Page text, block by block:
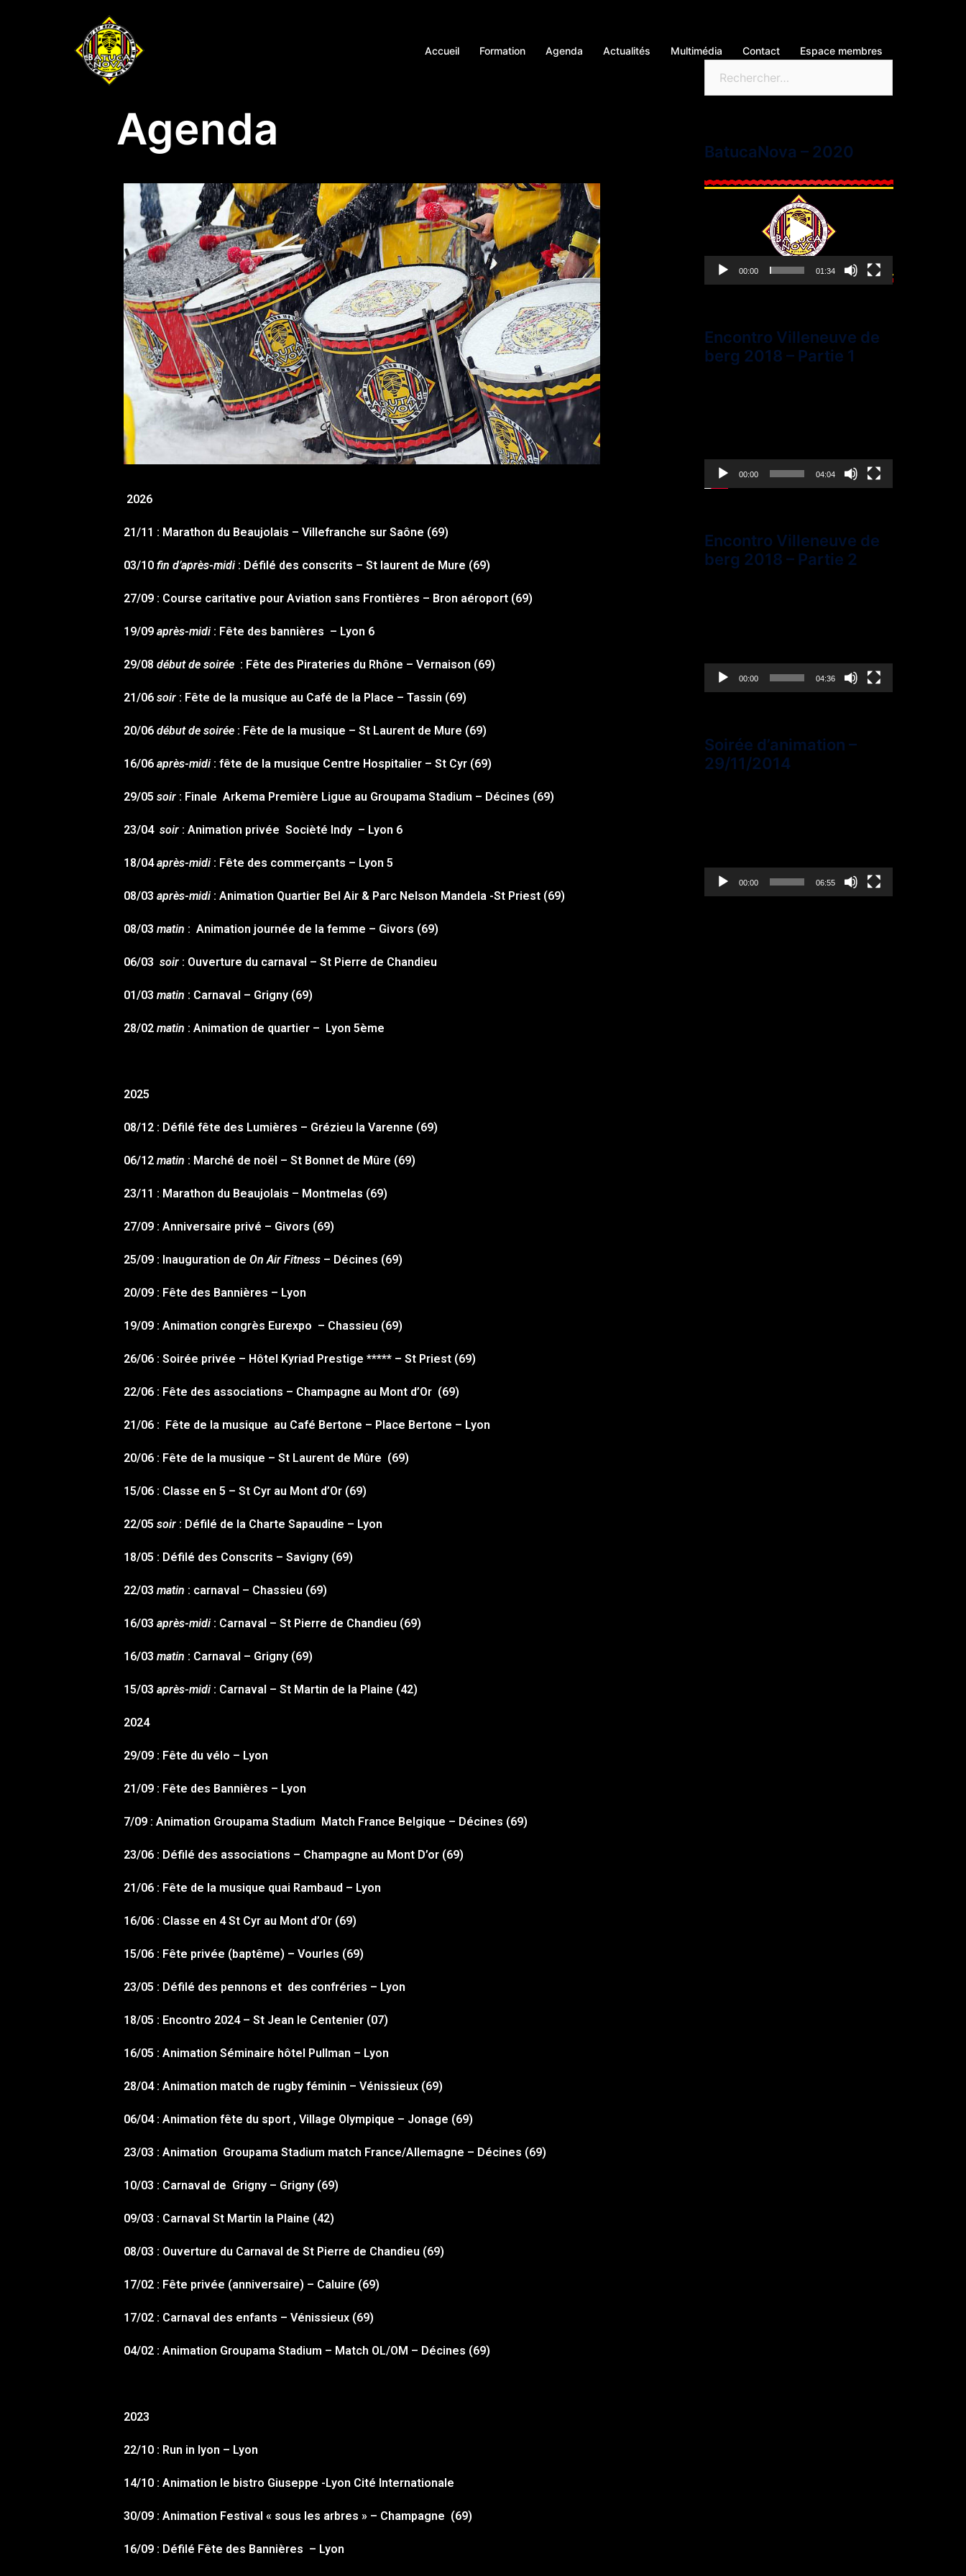
Accueil Formation Agenda Actualités Multimédia Contact Espace membres
Agenda
2026
21/11 : Marathon du Beaujolais – Villefranche sur Saône (69)
03/10 fin d’après-midi : Défilé des conscrits – St laurent de Mure (69)
27/09 : Course caritative pour Aviation sans Frontières – Bron aéroport (69)
19/09 après-midi : Fête des bannières – Lyon 6
29/08 début de soirée : Fête des Pirateries du Rhône – Vernaison (69)
21/06 soir : Fête de la musique au Café de la Place – Tassin (69)
20/06 début de soirée : Fête de la musique – St Laurent de Mure (69)
16/06 après-midi : fête de la musique Centre Hospitalier – St Cyr (69)
29/05 soir : Finale Arkema Première Ligue au Groupama Stadium – Décines (69)
23/04 soir : Animation privée Socièté Indy – Lyon 6
18/04après-midi : Fête des commerçants – Lyon 5
08/03 après-midi : Animation Quartier Bel Air & Parc Nelson Mandela -St Priest (69)
08/03 matin : Animation journée de la femme – Givors (69)
06/03 soir : Ouverture du carnaval – St Pierre de Chandieu
01/03 matin : Carnaval – Grigny (69)
28/02 matin : Animation de quartier – Lyon 5ème
2025
08/12 : Défilé fête des Lumières – Grézieu la Varenne (69)
06/12 matin : Marché de noël – St Bonnet de Mûre (69)
23/11 : Marathon du Beaujolais – Montmelas (69)
27/09 : Anniversaire privé – Givors (69)
25/09 : Inauguration de On Air Fitness – Décines (69)
20/09 : Fête des Bannières – Lyon
19/09 : Animation congrès Eurexpo – Chassieu (69)
26/06 : Soirée privée – Hôtel Kyriad Prestige ***** – St Priest (69)
22/06 : Fête des associations – Champagne au Mont d’Or (69)
21/06 : Fête de la musique au Café Bertone – Place Bertone – Lyon
20/06 : Fête de la musique – St Laurent de Mûre (69)
15/06 : Classe en 5 – St Cyr au Mont d’Or (69)
22/05 soir : Défilé de la Charte Sapaudine – Lyon
18/05 : Défilé des Conscrits – Savigny (69)
22/03 matin : carnaval – Chassieu (69)
16/03 après-midi : Carnaval – St Pierre de Chandieu (69)
16/03 matin : Carnaval – Grigny (69)
15/03 après-midi : Carnaval – St Martin de la Plaine (42)
2024
29/09 : Fête du vélo – Lyon
21/09 : Fête des Bannières – Lyon
7/09 : Animation Groupama Stadium Match France Belgique – Décines (69)
23/06 : Défilé des associations – Champagne au Mont D’or (69)
21/06 : Fête de la musique quai Rambaud – Lyon
16/06 : Classe en 4 St Cyr au Mont d’Or (69)
15/06 : Fête privée (baptême) – Vourles (69)
23/05 : Défilé des pennons et des confréries – Lyon
18/05 : Encontro 2024 – St Jean le Centenier (07)
16/05 : Animation Séminaire hôtel Pullman – Lyon
28/04 : Animation match de rugby féminin – Vénissieux (69)
06/04 : Animation fête du sport , Village Olympique – Jonage (69)
23/03 : Animation Groupama Stadium match France/Allemagne – Décines (69)
10/03 : Carnaval de Grigny – Grigny (69)
09/03 : Carnaval St Martin la Plaine (42)
08/03 : Ouverture du Carnaval de St Pierre de Chandieu (69)
17/02 : Fête privée (anniversaire) – Caluire (69)
17/02 : Carnaval des enfants – Vénissieux (69)
04/02 : Animation Groupama Stadium – Match OL/OM – Décines (69)
2023
22/10 : Run in lyon – Lyon
14/10 : Animation le bistro Giuseppe -Lyon Cité Internationale
30/09 : Animation Festival « sous les arbres » – Champagne (69)
16/09 : Défilé Fête des Bannières – Lyon
BatucaNova – 2020
Lecteur
00:00 01:34
Encontro Villeneuve de
berg 2018 – Partie 1
00:00 04:04
Encontro Villeneuve de
berg 2018 – Partie 2
00:00 04:36
Soirée d’animation –
29/11/2014
00:00 06:55